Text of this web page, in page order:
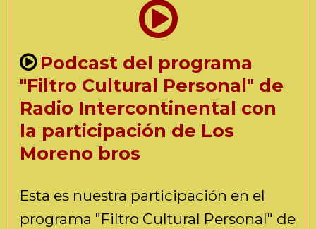
Podcast del programa
"Filtro Cultural Personal" de
Radio Intercontinental con
la participación de Los
Moreno bros
Esta es nuestra participación en el
programa "Filtro Cultural Personal" de